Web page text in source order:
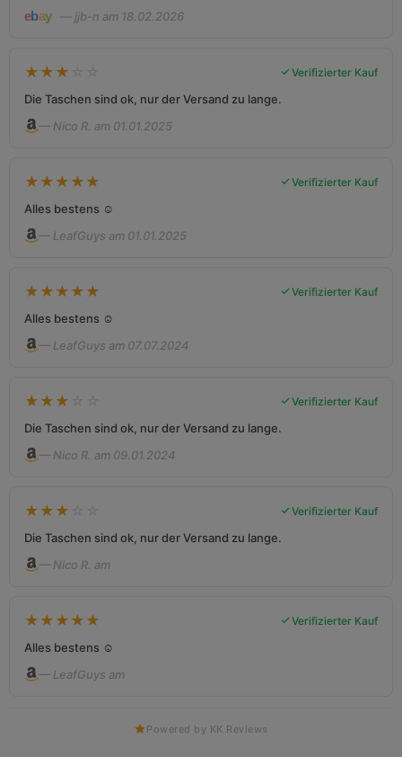
— jjb-n am 18.02.2026
★ ★ ★ Verifizierter Kauf
Die Taschen sind ok, nur der Versand zu lange.
— Nico R. am 01.01.2025
★ ★ ★ ★ ★ Verifizierter Kauf
Alles bestens ☺️
— LeafGuys am 01.01.2025
★ ★ ★ ★ ★ Verifizierter Kauf
Alles bestens ☺️
— LeafGuys am 07.07.2024
★ ★ ★ Verifizierter Kauf
Die Taschen sind ok, nur der Versand zu lange.
— Nico R. am 09.01.2024
★ ★ ★ Verifizierter Kauf
Die Taschen sind ok, nur der Versand zu lange.
— Nico R. am
★ ★ ★ ★ ★ Verifizierter Kauf
Alles bestens ☺️
— LeafGuys am
Powered by KK Reviews